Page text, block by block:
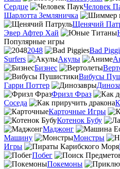
Сердце
Человек
Шарлотта Земляничка
Щенячий
Эвер Афтер Хай
Популярные игры
2048
Bad
Surfers
Акулы
Бизнес
Вибусы
Гарри Поттер
Фризл Фраз
Соседа
Карточные Игры
Котенок Бубу
Маджонг
Машину
Монстры
Игры
Побег
Покемоны